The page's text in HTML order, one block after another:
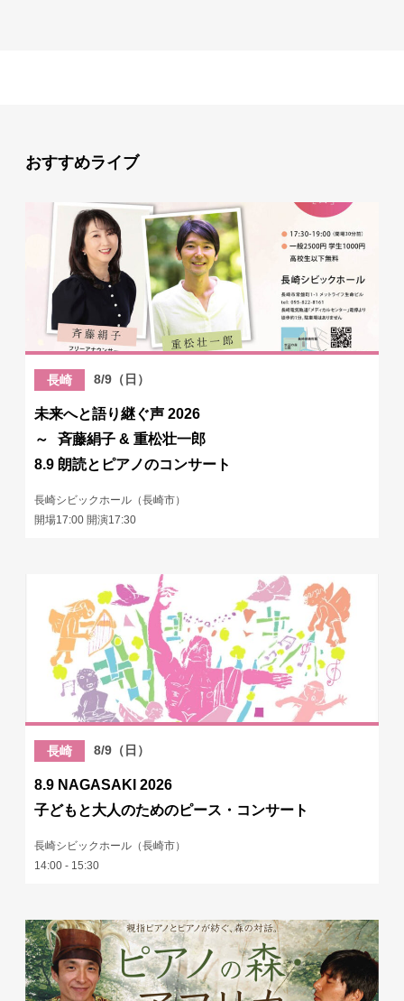
おすすめライブ
長崎 8/9（日）
未来へと語り継ぐ声 2026
～ 斉藤絹子 & 重松壮一郎
8.9 朗読とピアノのコンサート
長崎シビックホール（長崎市）
開場17:00 開演17:30
長崎 8/9（日）
8.9 NAGASAKI 2026
子どもと大人のためのピース・コンサート
長崎シビックホール（長崎市）
14:00 - 15:30